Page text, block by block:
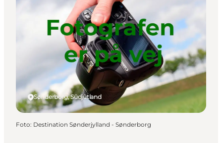
Sønderborg, Südjütland
Foto: Destination Sønderjylland - Sønderborg